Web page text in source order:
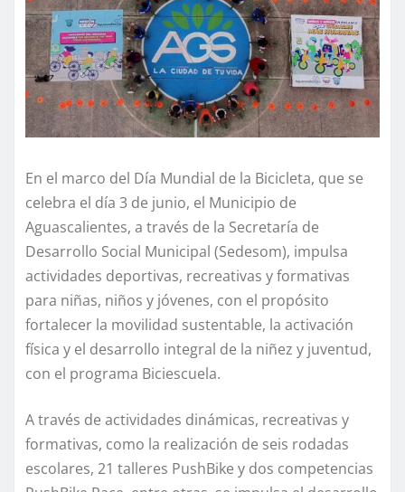
En el marco del Día Mundial de la Bicicleta, que se
celebra el día 3 de junio, el Municipio de
Aguascalientes, a través de la Secretaría de
Desarrollo Social Municipal (Sedesom), impulsa
actividades deportivas, recreativas y formativas
para niñas, niños y jóvenes, con el propósito
fortalecer la movilidad sustentable, la activación
física y el desarrollo integral de la niñez y juventud,
con el programa Biciescuela.
A través de actividades dinámicas, recreativas y
formativas, como la realización de seis rodadas
escolares, 21 talleres PushBike y dos competencias